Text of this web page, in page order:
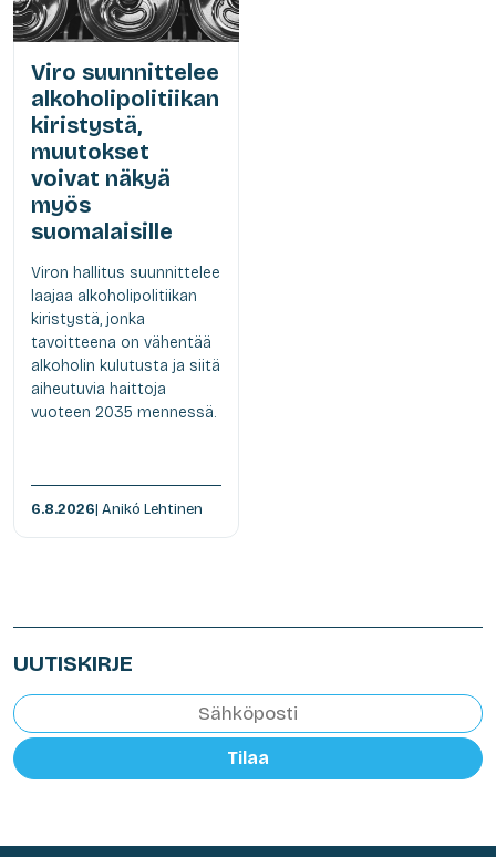
Viro suunnittelee
alkoholipolitiikan
kiristystä,
muutokset
voivat näkyä
myös
suomalaisille
Viron hallitus suunnittelee
laajaa alkoholipolitiikan
kiristystä, jonka
tavoitteena on vähentää
alkoholin kulutusta ja siitä
aiheutuvia haittoja
vuoteen 2035 mennessä.
6.8.2026| Anikó Lehtinen
UUTISKIRJE
Tilaa